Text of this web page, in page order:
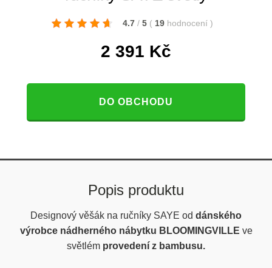
4.7 / 5 ( 19 hodnocení )
2 391 Kč
DO OBCHODU
Popis produktu
Designový věšák na ručníky SAYE od dánského
výrobce nádherného nábytku BLOOMINGVILLE ve
světlém provedení z bambusu.